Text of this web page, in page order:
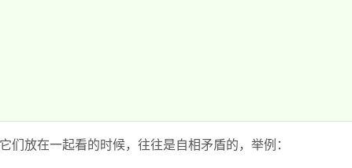
放在一起看的时候，往往是自相矛盾的，举例：